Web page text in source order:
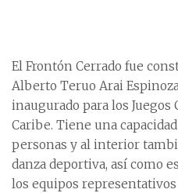
El Frontón Cerrado fue
Alberto Teruo Arai
inaugurado para los
Caribe. Tiene una
personas y al interior
danza deportiva, así como
los equipos